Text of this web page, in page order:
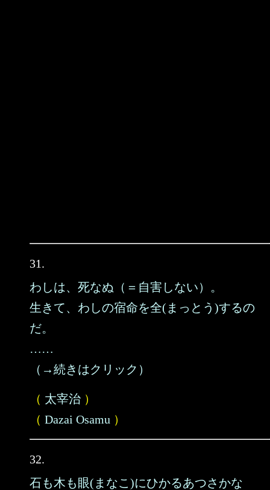
31.
わしは、死なぬ（＝自害しない）。
生きて、わしの宿命を全(まっとう)するの
だ。
……
（→続きはクリック）
（ 太宰治 ）
（ Dazai Osamu ）
32.
石も木も眼(まなこ)にひかるあつさかな